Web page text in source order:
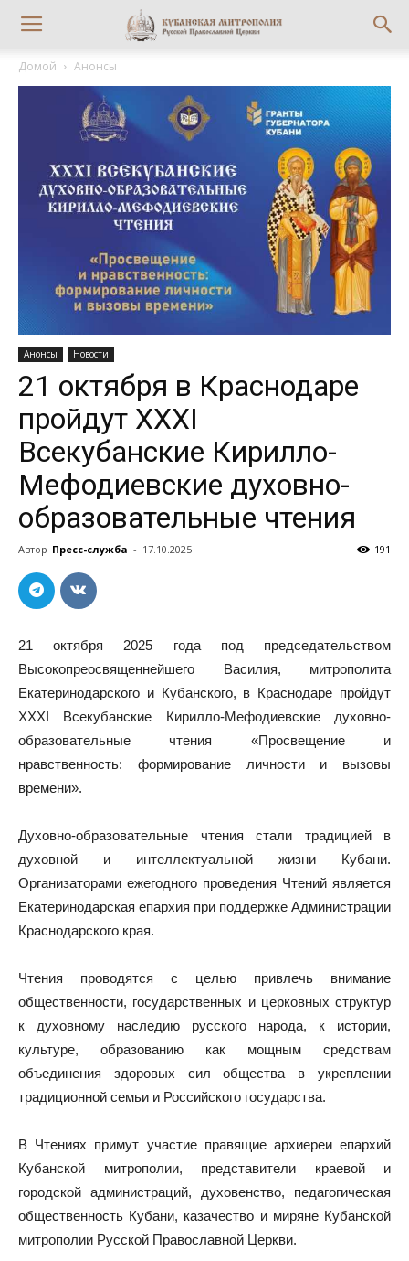
Домой Анонсы
Анонсы Новости
21 октября в Краснодаре
пройдут ХХХI
Всекубанские Кирилло-
Мефодиевские духовно-
образовательные чтения
Автор Пресс-служба - 17.10.2025 191
21 октября 2025 года под председательством
Высокопреосвященнейшего Василия, митрополита
Екатеринодарского и Кубанского, в Краснодаре пройдут
ХХХI Всекубанские Кирилло-Мефодиевские духовно-
образовательные чтения «Просвещение и
нравственность: формирование личности и вызовы
времени».
Духовно-образовательные чтения стали традицией в
духовной и интеллектуальной жизни Кубани.
Организаторами ежегодного проведения Чтений является
Екатеринодарская епархия при поддержке Администрации
Краснодарского края.
Чтения проводятся с целью привлечь внимание
общественности, государственных и церковных структур
к духовному наследию русского народа, к истории,
культуре, образованию как мощным средствам
объединения здоровых сил общества в укреплении
традиционной семьи и Российского государства.
В Чтениях примут участие правящие архиереи епархий
Кубанской митрополии, представители краевой и
городской администраций, духовенство, педагогическая
общественность Кубани, казачество и миряне Кубанской
митрополии Русской Православной Церкви.